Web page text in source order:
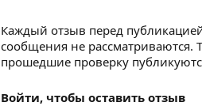
Каждый отзыв перед
сообщения не рассматриваются.
прошедшие проверку
Войти, чтобы оставить отзыв